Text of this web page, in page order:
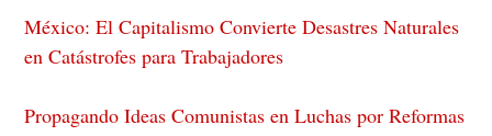
México: El Capitalismo Convierte Desastres Naturales
en Catástrofes para Trabajadores
Propagando Ideas Comunistas en Luchas por Reformas